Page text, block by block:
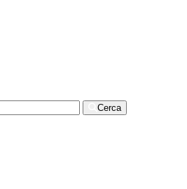
Cerca